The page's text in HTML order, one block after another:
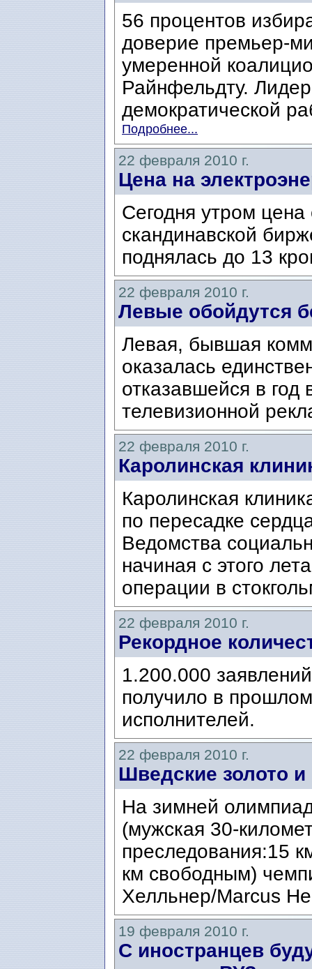
56 процентов
доверие премьер-
умеренной
Райнфельдту.
демократической
Подробнее...
22 февраля 2010 г.
Цена на
Сегодня утром цена
скандинавской
поднялась до 13
22 февраля 2010 г.
Левые обойдутся
Левая, бывшая
оказалась
отказавшейся в год
телевизионной
22 февраля 2010 г.
Каролинская
Каролинская
по пересадке
Ведомства
начиная с этого
операции в
22 февраля 2010 г.
Рекордное
1.200.000
получило в
исполнителей.
22 февраля 2010 г.
Шведские золото
На зимней
(мужская 30-
преследования:15
км свободным)
Хелльнер/Marcus
19 февраля 2010 г.
С иностранцев